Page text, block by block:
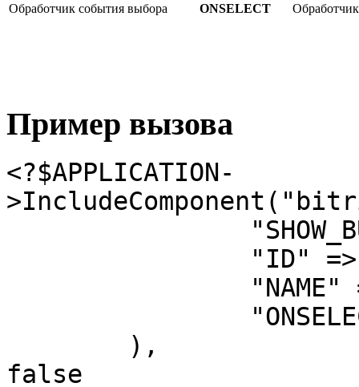
Обработчик события выбора
ONSELECT
Пример вызова
<?$APPLICATION-
"ID"
	),
false